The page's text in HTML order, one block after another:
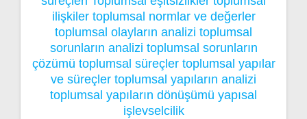
ilişkiler toplumsal normlar ve değerler
toplumsal olayların analizi toplumsal
sorunların analizi toplumsal sorunların
çözümü toplumsal süreçler toplumsal yapılar
ve süreçler toplumsal yapıların analizi
toplumsal yapıların dönüşümü yapısal
işlevselcilik